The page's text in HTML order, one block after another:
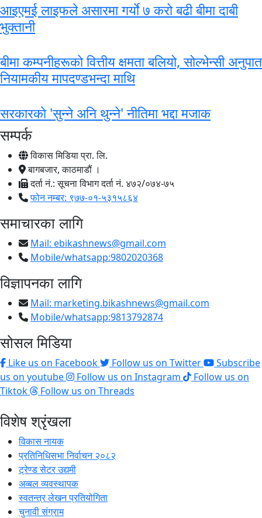
आइएमई लाइफले असारमा गर्याे ७ करो बढी बीमा दाबी
भुक्तानी
बीमा कम्पनीहरूको वित्तीय क्षमता बलियो, सोल्भेन्सी अनुपात
नियामकीय मापदण्डभन्दा माथि
सरकारकाे 'सुन्ने अनि थुन्ने' नीतिमा भद्दा मजाक
सम्पर्क
विकास मिडिया प्रा. लि.
बागबजार, काठमाडौं ।
दर्ता नं.: सूचना विभाग दर्ता नं. ४७२/०७४-७५
फोन नम्बर: ९७७-०१-५३१५८६४
समाचारका लागि
Mail: ebikashnews@gmail.com
Mobile/whatsapp:9802020368
विज्ञापनका लागि
Mail: marketing.bikashnews@gmail.com
Mobile/whatsapp:9813792874
सोसल मिडिया
Like us on Facebook Follow us on Twitter
Subscribe
us on youtube
Follow us on Instagram
Follow us on
Tiktok
Follow us on Threads
विशेष श्रृंखला
विकास नायक
प्रतिनिधिसभा निर्वाचन २०८२
ट्रेण्ड सेटर उद्यमी
अव्बल व्यवस्थापक
स्वतन्त्र लेखन प्रतियोगिता
चुनावी संग्राम